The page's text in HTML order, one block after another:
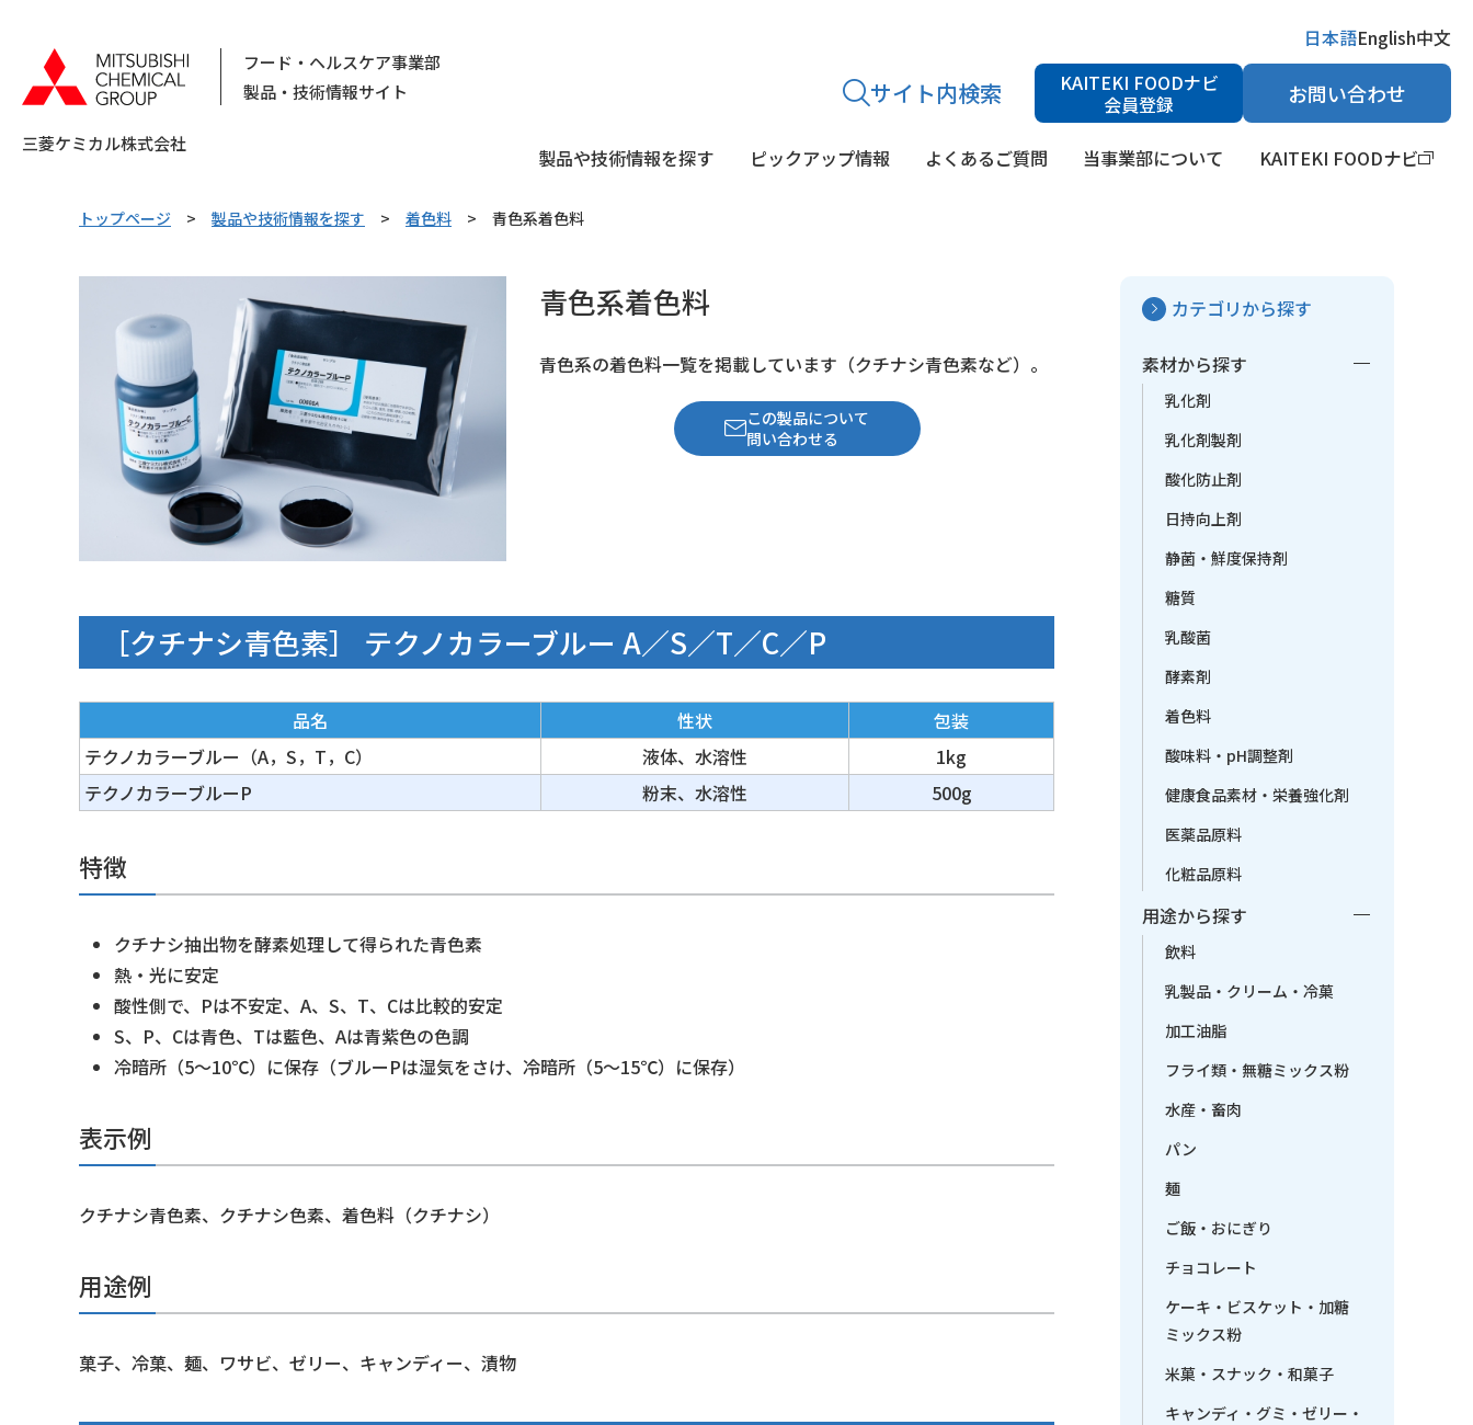
フード・ヘルスケア事業部
製品・技術情報サイト
三菱ケミカル株式会社
日本語English中文
サイト内検索
キーワードで検索する
KAITEKI FOODナビ
会員登録
お問い合わせ
製品や技術情報を探す
カテゴリから探す 素材から探す 用途から
乳化剤 乳化剤製剤 酸化防止剤
化粧品原料
ピックアップ情報
ピックアップ情報
コラム 文献紹介・学会発表
よくあるご質問 当事業部について KAITEKI FOODナビ
トップページ 製品や技術情報を探す 着色料 青色系着色料
青色系着色料
青色系の着色料一覧を掲載しています（クチナシ青色素など）。
この製品について
問い合わせる
［クチナシ青色素］ テクノカラーブルー A／S／T／C／P
品名 性状
包装
テクノカラーブルー（A，S，T，C）
液体、水溶性
1kg
テクノカラーブルーP
粉末、水溶性 500g
特徴
クチナシ抽出物を酵素処理して得られた青色素
熱・光に安定
酸性側で、Pは不安定、A、S、T、Cは比較的安定
S、P、Cは青色、Tは藍色、Aは青紫色の色調
冷暗所（5～10℃）に保存（ブルーPは湿気をさけ、冷暗所（5～15℃）に保存）
表示例
クチナシ青色素、クチナシ色素、着色料（クチナシ）
用途例
菓子、冷菓、麺、ワサビ、ゼリー、キャンディー、漬物
カテゴリから探す
素材から探す
乳化剤
乳化剤製剤
酸化防止剤
日持向上剤
静菌・鮮度保持剤
糖質
乳酸菌
酵素剤
着色料
酸味料・pH調整剤
健康食品素材・栄養強化剤
医薬品原料
化粧品原料
用途から探す
飲料
乳製品・クリーム・冷菓
加工油脂
フライ類・無糖ミックス粉
水産・畜肉
パン
麺
ご飯・おにぎり
チョコレート
ケーキ・ビスケット・加糖
ミックス粉
米菓・スナック・和菓子
キャンディ・グミ・ゼリー・